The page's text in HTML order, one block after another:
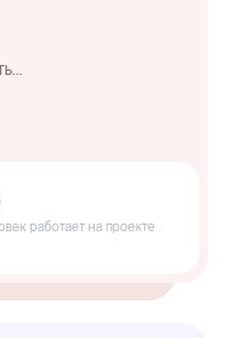
работает на проекте